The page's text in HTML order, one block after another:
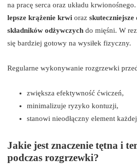
na pracę serca oraz układu
lepsze krążenie krwi oraz skuteczniejsze
składników odżywczych do mięśni. W
się bardziej gotowy na wysiłek fizyczny.
Regularne wykonywanie rozgrzewki
zwiększa efektywność ćwiczeń,
minimalizuje ryzyko kontuzji,
stanowi nieodłączny element
Jakie jest znaczenie tętna i
podczas rozgrzewki?